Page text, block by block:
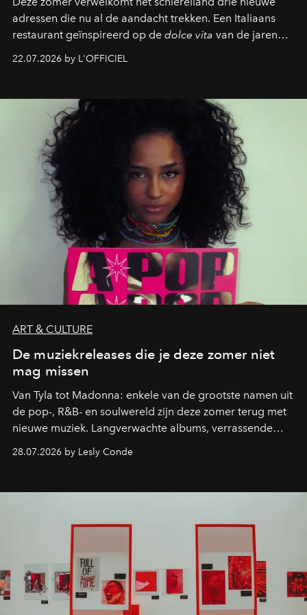
adressen die nu al de aandacht trekken. Een Italiaans
restaurant geïnspireerd op de dolce vita van de jaren
verandert in een bruisende ontmoetingsplek en de
neerstrijkt in Saint-Tropez. Dit zijn de nieuwe adressen
die deze zomer de toon zetten, van lange lunches tot
zwoele nachten.
22.07.2026 by L'OFFICIEL
ART & CULTURE
De muziekreleases die je deze zomer niet
mag missen
Van Tyla tot Madonna: enkele van de grootste namen uit
de pop-, R&B- en soulwereld zijn deze zomer terug met
nieuwe muziek. Langverwachte albums, verrassende
de releases die je niet mag missen.
28.07.2026 by Lesly Conde